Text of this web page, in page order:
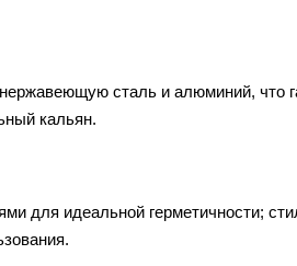
сталь и алюминий, что
кальян.
для идеальной герметичности;